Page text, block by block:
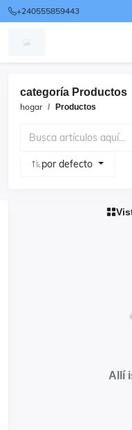
+240555859443
categoría Productos
hogar Productos
por defecto
Allí